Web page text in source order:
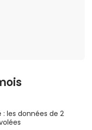
les données de 2